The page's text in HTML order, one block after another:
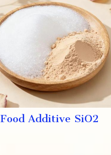
Food Additive SiO2